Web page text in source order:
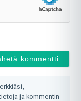
ja kommentin